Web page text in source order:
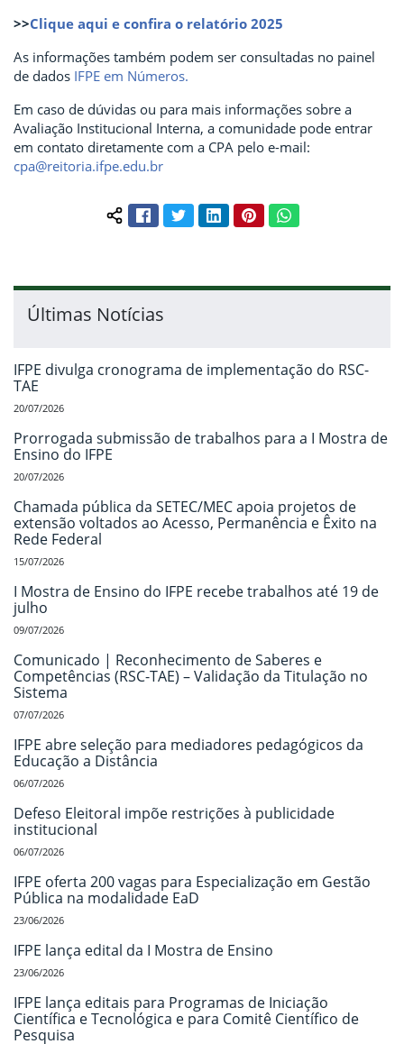
>>Clique aqui e confira o relatório 2025
As informações também podem ser consultadas no painel
de dados IFPE em Números.
Em caso de dúvidas ou para mais informações sobre a
Avaliação Institucional Interna, a comunidade pode entrar
em contato diretamente com a CPA pelo e-mail:
cpa@reitoria.ifpe.edu.br
Compartilhar conteúdo:
FacebookTwitterLinkedInPinterestWhatsApp
Últimas Notícias
IFPE divulga cronograma de implementação do RSC-
TAE
20/07/2026
Prorrogada submissão de trabalhos para a I Mostra de
Ensino do IFPE
20/07/2026
Chamada pública da SETEC/MEC apoia projetos de
extensão voltados ao Acesso, Permanência e Êxito na
Rede Federal
15/07/2026
I Mostra de Ensino do IFPE recebe trabalhos até 19 de
julho
09/07/2026
Comunicado | Reconhecimento de Saberes e
Competências (RSC-TAE) – Validação da Titulação no
Sistema
07/07/2026
IFPE abre seleção para mediadores pedagógicos da
Educação a Distância
06/07/2026
Defeso Eleitoral impõe restrições à publicidade
institucional
06/07/2026
IFPE oferta 200 vagas para Especialização em Gestão
Pública na modalidade EaD
23/06/2026
IFPE lança edital da I Mostra de Ensino
23/06/2026
IFPE lança editais para Programas de Iniciação
Científica e Tecnológica e para Comitê Científico de
Pesquisa